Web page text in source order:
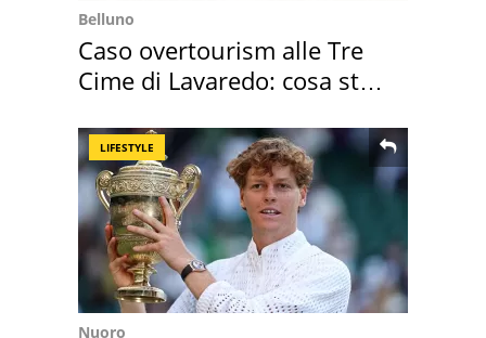
Belluno
Caso overtourism alle Tre
Cime di Lavaredo: cosa sta
LIFESTYLE
Nuoro